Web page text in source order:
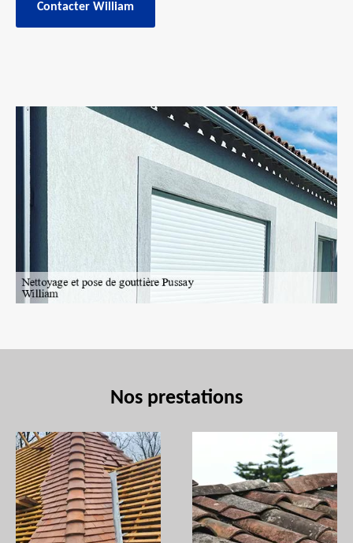
Contacter William
Nos prestations